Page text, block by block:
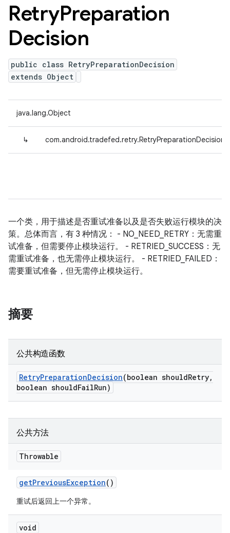
RetryPreparation
Decision
public class RetryPreparationDecision
extends Object
java.lang.Object
↳ com.android.tradefed.retry.RetryPreparationDecision
一个类，用于描述是否重试准备以及是否失败运行模块的决
策。总体而言，有 3 种情况： - NO_NEED_RETRY：无需重
试准备，但需要停止模块运行。 - RETRIED_SUCCESS：无
需重试准备，也无需停止模块运行。 - RETRIED_FAILED：
需要重试准备，但无需停止模块运行。
摘要
公共构造函数
RetryPreparationDecision(boolean shouldRetry,
boolean shouldFailRun)
公共方法
Throwable
getPreviousException()
重试后返回上一个异常。
void